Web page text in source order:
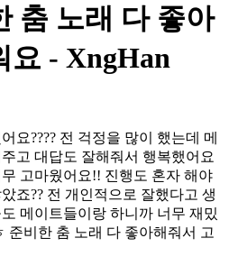
춤 노래 다 좋아
요 - XngHan
요???? 전 걱정을 많이 했는데 메
고 대답도 잘해줘서 행복했어요
고마웠어요!! 진행도 혼자 해야
죠?? 전 개인적으로 잘했다고 생
메이트들이랑 하니까 너무 재밌
준비한 춤 노래 다 좋아해줘서 고